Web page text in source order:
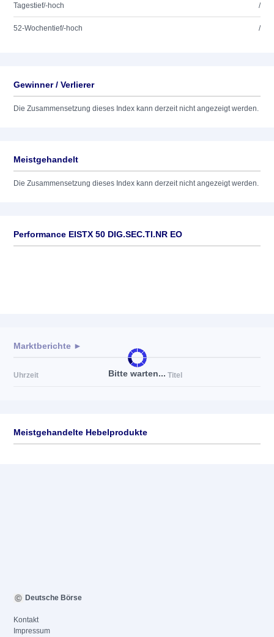
Tagestief/-hoch /
52-Wochentief/-hoch /
Gewinner / Verlierer
Die Zusammensetzung dieses Index kann derzeit nicht angezeigt werden.
Meistgehandelt
Die Zusammensetzung dieses Index kann derzeit nicht angezeigt werden.
Performance EISTX 50 DIG.SEC.TI.NR EO
Bitte warten...
Marktberichte ►
Uhrzeit Titel
Meistgehandelte Hebelprodukte
Deutsche Börse
Kontakt
Impressum